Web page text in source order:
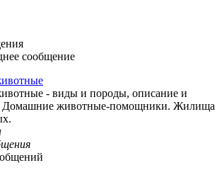
сообщение
- виды и породы, описание и
Домашние животные-помощники. Жилища